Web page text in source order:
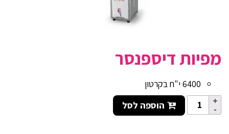
מפיות דיספנסר
6400 י"ח בקרטון
הוספה לסל